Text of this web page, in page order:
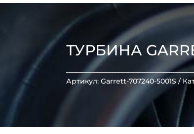
ТУРБИНА
Артикул:Garrett-707240-5001S